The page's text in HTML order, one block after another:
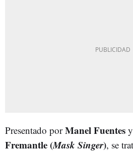
Presentado porManel Fuentes
Fremantle (Mask Singer), se